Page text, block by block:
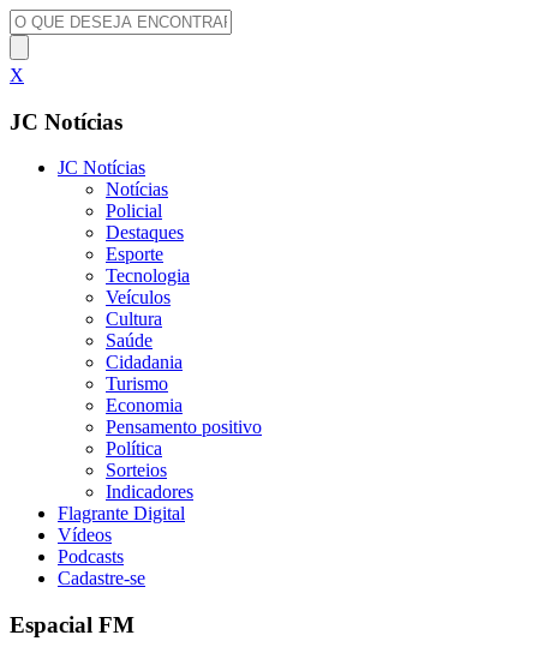
X
JC Notícias
JC Notícias
Notícias
Policial
Destaques
Esporte
Tecnologia
Veículos
Cultura
Saúde
Cidadania
Turismo
Economia
Pensamento positivo
Política
Sorteios
Indicadores
Flagrante Digital
Vídeos
Podcasts
Cadastre-se
Espacial FM